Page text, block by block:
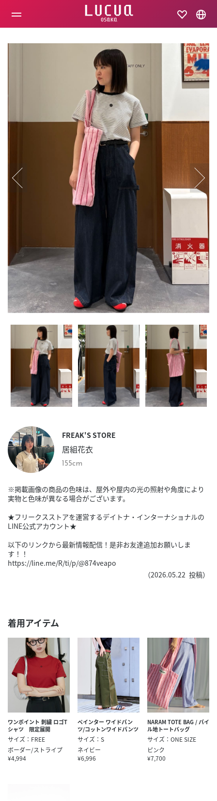
FREAK'S STORE
居組花衣
155cm
※掲載画像の商品の色味は、屋外や屋内の光の照射や角度により
実物と色味が異なる場合がございます。
★フリークスストアを運営するデイトナ・インターナショナルの
LINE公式アカウント★
以下のリンクから最新情報配信！是非お友達追加お願いしま
す！！
https://line.me/R/ti/p/@874veapo
（2026.05.22 投稿）
着用アイテム
ワンポイント 刺繍 ロゴT
シャツ 限定展開
サイズ：FREE
ボーダー/ストライプ
¥4,994
ペインター ワイドパン
ツ/コットンワイドパンツ
サイズ：S
ネイビー
¥6,996
NARAM TOTE BAG / パイ
ル地トートバッグ
サイズ：ONE SIZE
ピンク
¥7,700